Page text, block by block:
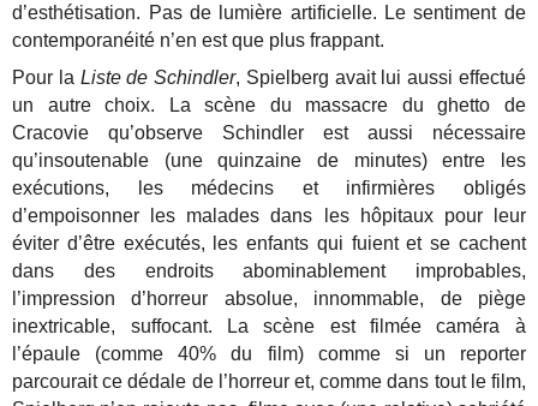
d’esthétisation. Pas de lumière artificielle. Le sentiment de
contemporanéité n’en est que plus frappant.
Pour la Liste de Schindler, Spielberg avait lui aussi effectué
un autre choix. La scène du massacre du ghetto de
Cracovie qu’observe Schindler est aussi nécessaire
qu’insoutenable (une quinzaine de minutes) entre les
exécutions, les médecins et infirmières obligés
d’empoisonner les malades dans les hôpitaux pour leur
éviter d’être exécutés, les enfants qui fuient et se cachent
dans des endroits abominablement improbables,
l’impression d’horreur absolue, innommable, de piège
inextricable, suffocant. La scène est filmée caméra à
l’épaule (comme 40% du film) comme si un reporter
parcourait ce dédale de l’horreur et, comme dans tout le film,